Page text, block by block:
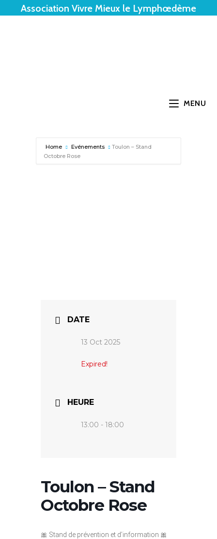
Association Vivre Mieux le Lymphœdème
MENU
Home Evénements
Toulon – Stand
Octobre Rose
DATE
13 Oct 2025
Expired!
HEURE
13:00 - 18:00
Toulon – Stand
Octobre Rose
🎀 Stand de prévention et d’information 🎀